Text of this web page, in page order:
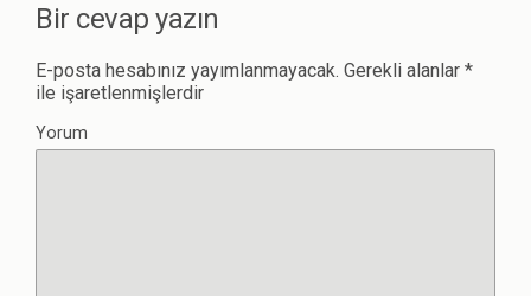
Bir cevap yazın
E-posta hesabınız yayımlanmayacak. Gerekli alanlar *
ile işaretlenmişlerdir
Yorum